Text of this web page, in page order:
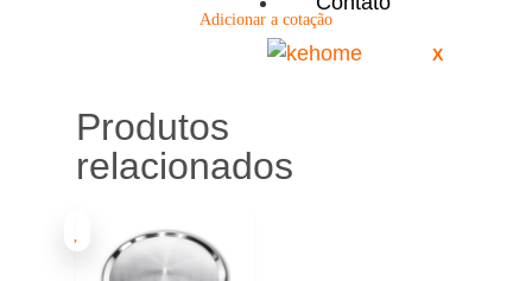
X
Adicionar a cotação
Produtos
relacionados